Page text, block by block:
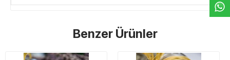
Benzer Ürünler